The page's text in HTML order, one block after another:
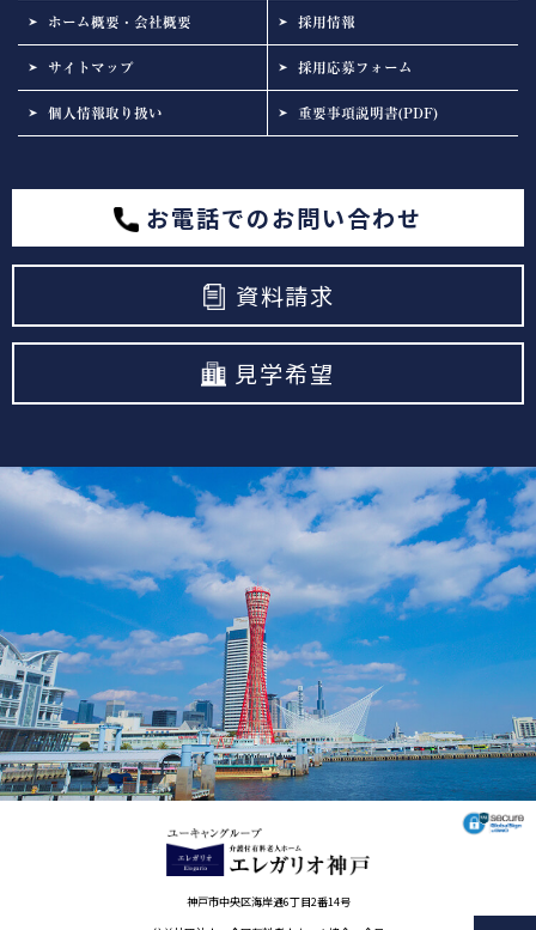
ホーム概要・会社概要 採用情報
サイトマップ 採用応募フォーム
個人情報取り扱い 重要事項説明書(PDF)
お電話でのお問い合わせ
資料請求
見学希望
神戸市中央区海岸通6丁目2番14号